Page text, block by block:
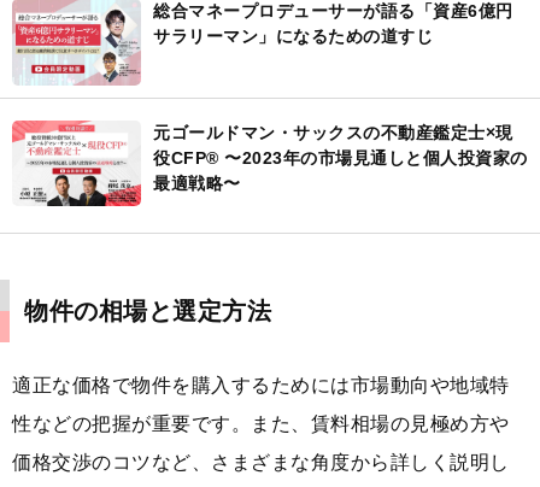
総合マネープロデューサーが語る「資産6億円
サラリーマン」になるための道すじ
元ゴールドマン・サックスの不動産鑑定士×現
役CFP® 〜2023年の市場見通しと個人投資家の
最適戦略〜
物件の相場と選定方法
適正な価格で物件を購入するためには市場動向や地域特
性などの把握が重要です。また、賃料相場の見極め方や
価格交渉のコツなど、さまざまな角度から詳しく説明し